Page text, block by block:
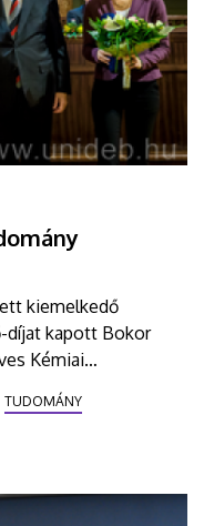
kiemelkedő
díjat kapott Bokor
Kémiai
TUDOMÁNY